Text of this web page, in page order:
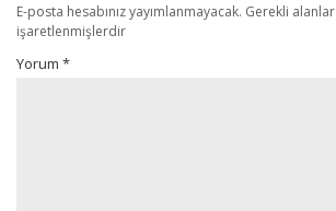
E-posta hesabınız yayımlanmayacak. Gerekli alanlar
işaretlenmişlerdir
Yorum *